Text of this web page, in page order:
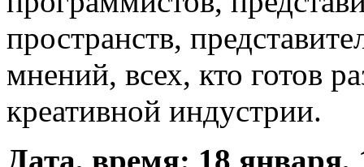
пространств,
мнений, всех, кто готов
креативной индустрии.